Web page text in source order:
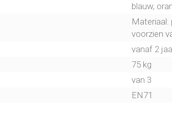
blauw,
Materiaal:
voorzien
vanaf 2
75 kg
van 3
EN71